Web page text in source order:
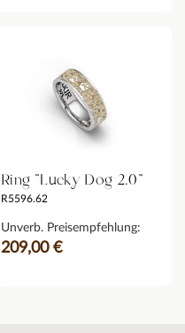
Ring "Lucky Dog 2.0"
R5596.62
Unverb. Preisempfehlung:
209,00 €